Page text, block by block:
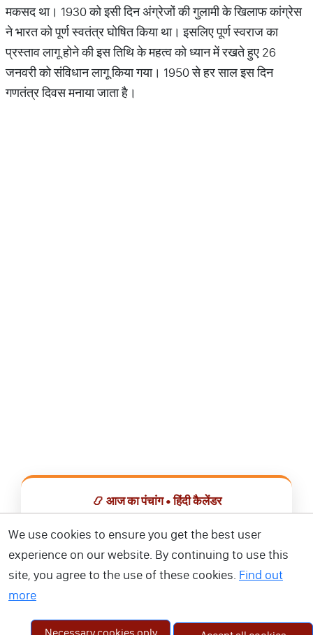
मकसद था। 1930 को इसी दिन अंग्रेजों की गुलामी के खिलाफ कांग्रेस
ने भारत को पूर्ण स्वतंत्र घोषित किया था। इसलिए पूर्ण स्वराज का
प्रस्ताव लागू होने की इस तिथि के महत्व को ध्यान में रखते हुए 26
जनवरी को संविधान लागू किया गया। 1950 से हर साल इस दिन
गणतंत्र दिवस मनाया जाता है।
📿 आज का पंचांग • हिंदी कैलेंडर
📅 हिंदी कैलेंडर ऐप डाउनलोड करें
We use cookies to ensure you get the best user
experience on our website. By continuing to use this
site, you agree to the use of these cookies. Find out
more